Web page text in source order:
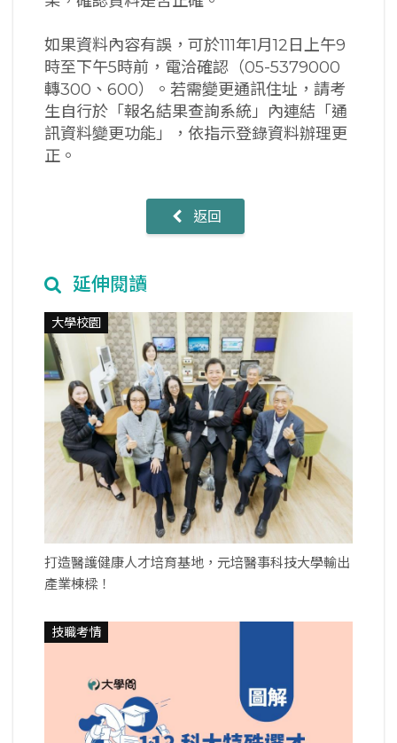
如果資料內容有誤，可於111年1月12日上午9
時至下午5時前，電洽確認（05-5379000
轉300、600）。若需變更通訊住址，請考
生自行於「報名結果查詢系統」內連結「通
訊資料變更功能」，依指示登錄資料辦理更
正。
返回
延伸閱讀
大學校園
打造醫護健康人才培育基地，元培醫事科技大學輸出
產業棟樑！
技職考情